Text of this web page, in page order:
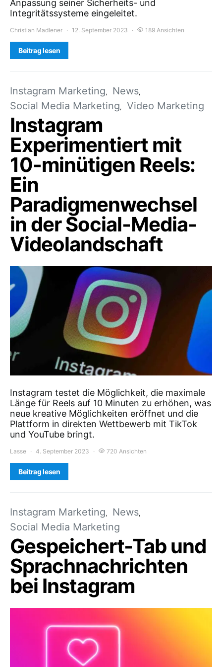
Anpassung seiner Sicherheits- und
Integritätssysteme eingeleitet.
Christian Madlener 12. September 2023 189 Ansichten
Beitrag lesen
Instagram Marketing
News
Social Media Marketing
Video Marketing
Instagram
Experimentiert mit
10-minütigen Reels:
Ein
Paradigmenwechsel
in der Social-Media-
Videolandschaft
Instagram testet die Möglichkeit, die maximale
Länge für Reels auf 10 Minuten zu erhöhen, was
neue kreative Möglichkeiten eröffnet und die
Plattform in direkten Wettbewerb mit TikTok
und YouTube bringt.
Lasse 4. September 2023 720 Ansichten
Beitrag lesen
Instagram Marketing
News
Social Media Marketing
Gespeichert-Tab und
Sprachnachrichten
bei Instagram